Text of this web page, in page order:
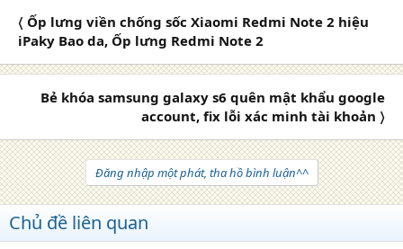
〈 Ốp lưng viền chống sốc Xiaomi Redmi Note 2 hiệu
iPaky Bao da, Ốp lưng Redmi Note 2
Bẻ khóa samsung galaxy s6 quên mật khẩu google
account, fix lỗi xác minh tài khoản 〉
Đăng nhập một phát, tha hồ bình luận^^
Chủ đề liên quan